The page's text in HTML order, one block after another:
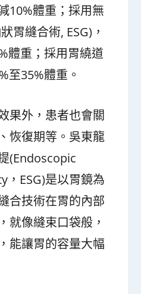
10%體重；採用無
胃縫合術, ESG)，
體重；採用胃繞道
至35%體重。
果外，患者也會關
恢復期等。吳東龍
(Endoscopic
ESG)是以胃鏡為
合技術在胃的內部
就像縫束口袋般，
能讓胃的容量大幅